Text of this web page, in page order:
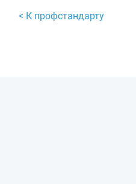
< К профстандарту